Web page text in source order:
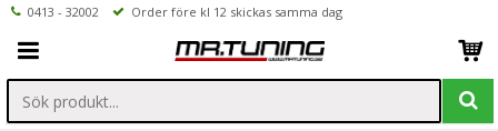
0413 - 32002 Order före kl 12 skickas samma dag